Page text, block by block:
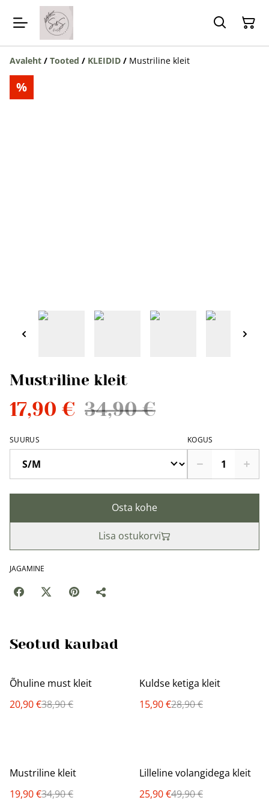
Avaleht / Tooted / KLEIDID / Mustriline kleit
%
Mustriline kleit
17,90 € 34,90 €
SUURUS KOGUS
Osta kohe
Lisa ostukorvi
JAGAMINE
Seotud kaubad
%
Õhuline must kleit
20,90 €38,90 €
%
Kuldse ketiga kleit
15,90 €28,90 €
%
Mustriline kleit
19,90 €34,90 €
%
Lilleline volangidega kleit
25,90 €49,90 €